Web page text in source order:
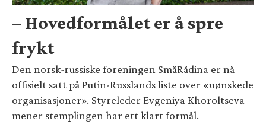
– Hovedformålet er å spre
frykt
Den norsk-russiske foreningen SmåRådina er nå
offisielt satt på Putin-Russlands liste over «uønskede
organisasjoner». Styreleder Evgeniya Khoroltseva
mener stemplingen har ett klart formål.